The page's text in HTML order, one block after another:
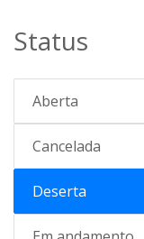
Status
Aberta
Cancelada
Deserta